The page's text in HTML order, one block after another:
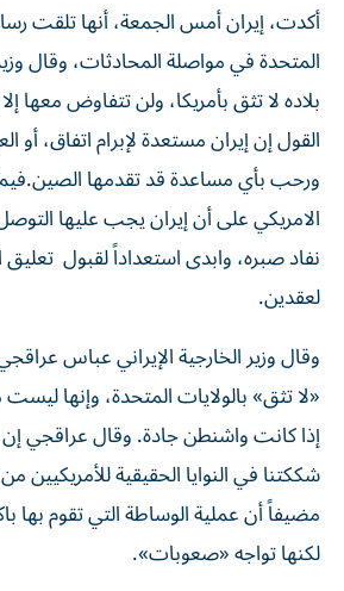
أكدت، إيران أمس الجمعة، أنها تلقت
المتحدة في مواصلة المحادثات، وقال
بلاده لا تثق بأمريكا، ولن تتفاوض معها
القول إن إيران مستعدة لإبرام اتفاق، أو
ورحب بأي مساعدة قد تقدمها
الامريكي على أن إيران يجب عليها
نفاد صبره، وابدى استعداداً لقبول تعليق
لعقدين.
وقال وزير الخارجية الإيراني عباس
«لا تثق» بالولايات المتحدة، وإنها
إذا كانت واشنطن جادة. وقال ‌عراقجي إن
شككتنا في النوايا الحقيقية للأمريكيين
مضيفاً أن عملية الوساطة التي تقوم بها
لكنها تواجه «صعوبات».